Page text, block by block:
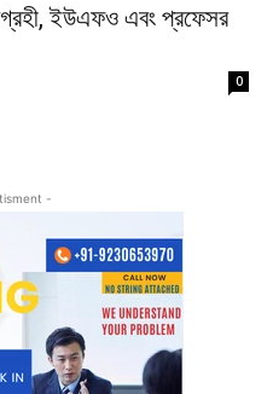
ইউএফও এবং প্রফেসর
0
-